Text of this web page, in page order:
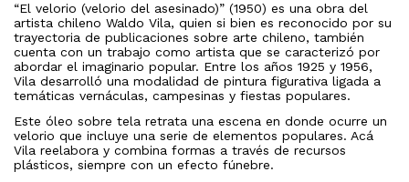
“El velorio (velorio del asesinado)” (1950) es una obra del
artista chileno Waldo Vila, quien si bien es reconocido por su
trayectoria de publicaciones sobre arte chileno, también
cuenta con un trabajo como artista que se caracterizó por
abordar el imaginario popular. Entre los años 1925 y 1956,
Vila desarrolló una modalidad de pintura figurativa ligada a
temáticas vernáculas, campesinas y fiestas populares.
Este óleo sobre tela retrata una escena en donde ocurre un
velorio que incluye una serie de elementos populares. Acá
Vila reelabora y combina formas a través de recursos
plásticos, siempre con un efecto fúnebre.